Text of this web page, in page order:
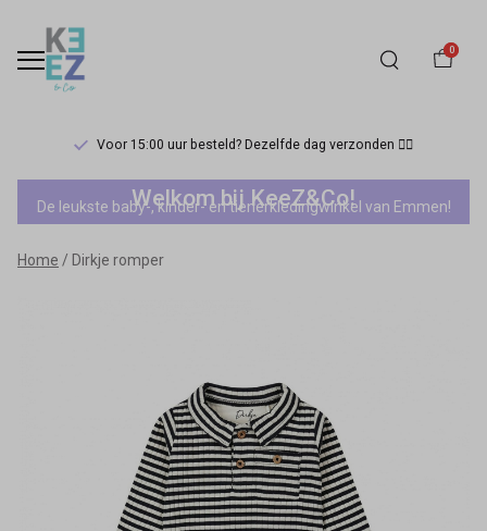
0
Voor 15:00 uur besteld? Dezelfde dag verzonden 🏃‍♀️
Dirkje
romper
Welkom bij KeeZ&Co!
De leukste baby-, kinder- en tienerkledingwinkel van Emmen!
Home Dirkje romper